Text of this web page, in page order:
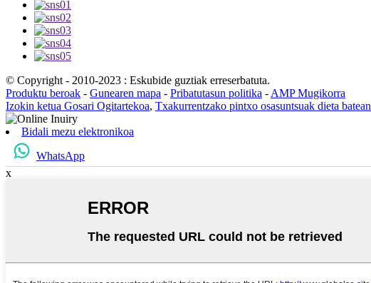
© Copyright - 2010-2023 : Eskubide guztiak erreserbatuta.
Produktu beroak - Gunearen mapa - Pribatutasun politika - AMP Mugikorra
Izokin ketua Gosari Ogitartekoa, Txakurrentzako pintxo osasuntsuak dieta batean
Bidali mezu elektronikoa
WhatsApp
x